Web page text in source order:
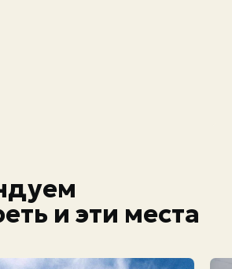
и эти места